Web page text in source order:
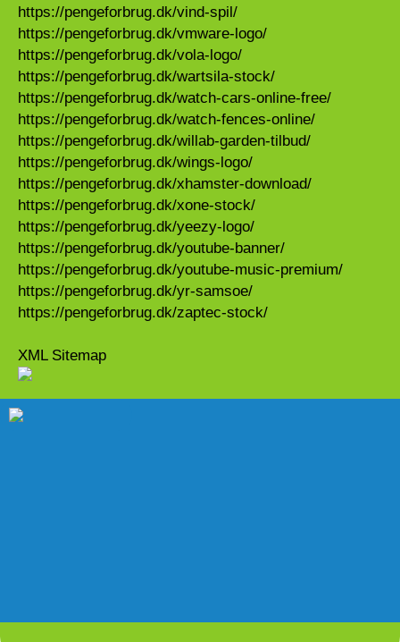
https://pengeforbrug.dk/vind-spil/
https://pengeforbrug.dk/vmware-logo/
https://pengeforbrug.dk/vola-logo/
https://pengeforbrug.dk/wartsila-stock/
https://pengeforbrug.dk/watch-cars-online-free/
https://pengeforbrug.dk/watch-fences-online/
https://pengeforbrug.dk/willab-garden-tilbud/
https://pengeforbrug.dk/wings-logo/
https://pengeforbrug.dk/xhamster-download/
https://pengeforbrug.dk/xone-stock/
https://pengeforbrug.dk/yeezy-logo/
https://pengeforbrug.dk/youtube-banner/
https://pengeforbrug.dk/youtube-music-premium/
https://pengeforbrug.dk/yr-samsoe/
https://pengeforbrug.dk/zaptec-stock/
XML Sitemap